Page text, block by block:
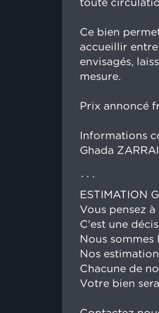
toute
Ce bien
accueillir
envisagés,
mesure.
Prix annoncé
Informations
Ghada
```
ESTIMATION
Vous pensez
C'est une
Nous
Nos
Chacune de
Votre bien